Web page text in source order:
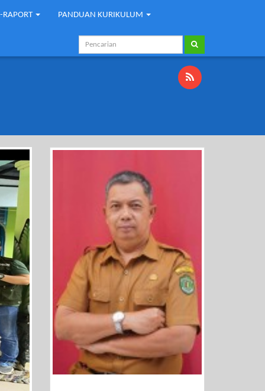
RAPORT PANDUAN KURIKULUM